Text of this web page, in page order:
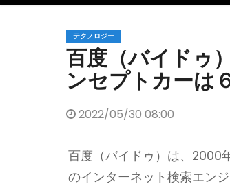
テクノロジー
百度（バイドゥ
ンセプトカーは
2022/05/30 08:00
百度（バイドゥ）は、2000
のインターネット検索エン